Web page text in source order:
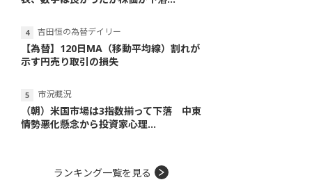
吉田恒の為替デイリー
【為替】120日MA（移動平均線）割れが
示す円売り取引の損失
市況概況
（朝）米国市場は3指数揃って下落 中東
情勢悪化懸念から投資家心理...
ランキング一覧を見る